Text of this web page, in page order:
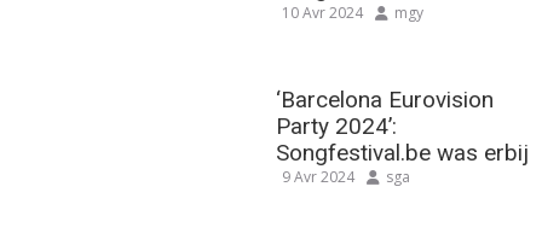
10 Avr 2024 mgy
‘Barcelona Eurovision
Party 2024’:
Songfestival.be was erbij
9 Avr 2024 sga